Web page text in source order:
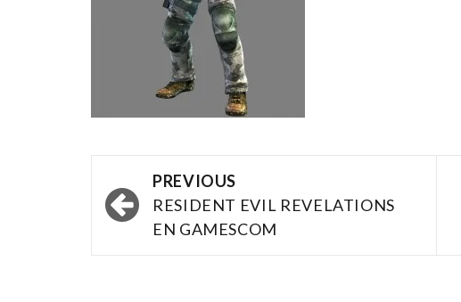
navigation
PREVIOUS
RESIDENT EVIL REVELATIONS
EN GAMESCOM